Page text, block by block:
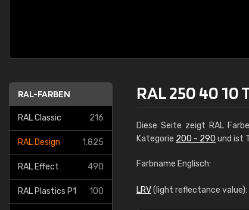
RAL-FARBEN
RAL Classic 216
RAL Design 1.825
RAL Effect 490
RAL Plastics P1 100
RAL 250 40
Diese Seite zeigt RAL Farbe
Kategorie 200 - 290 und ist
Farbname Englisch:
LRV(light reflectance value):